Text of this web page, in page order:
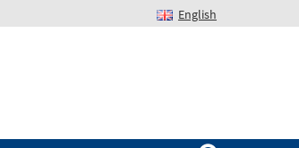
English
Suchen nach: